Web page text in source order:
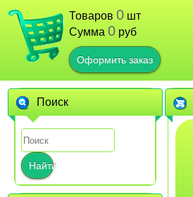
Товаров 0 шт
Сумма 0 руб
Оформить заказ
Поиск
Найти